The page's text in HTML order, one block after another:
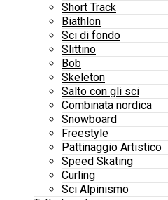
Short Track
Biathlon
Sci di fondo
Slittino
Bob
Skeleton
Salto con gli sci
Combinata nordica
Snowboard
Freestyle
Pattinaggio Artistico
Speed Skating
Curling
Sci Alpinismo